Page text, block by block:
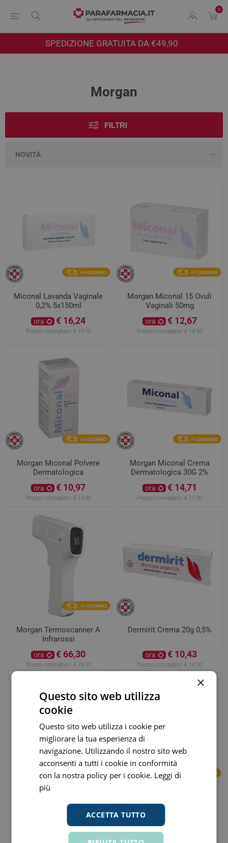
0
SPEDIZIONE GRATUITA DA €49,90
Morgan
FILTRI
Miconal Lavanda Vaginale
0,2% 5x150ml
ora € 16,24
Prezzo consigliato: € 19,10
Morgan Miconal 15 Ovuli
Vaginali 50mg
ora € 12,67
Prezzo consigliato: € 14,90
Morgan Miconal Polvere
Dermatologica
Ginecologica 20G 2%
ora € 10,97
Prezzo consigliato: € 12,90
Morgan Miconal Crema
Dermatologica 30G 2%
ora € 14,71
Prezzo consigliato: € 17,30
Morgan Termoscanner A
Infrarossi
ora € 66,30
Prezzo consigliato: € 78,00
Dermirit Crema 20g 0,5%
ora € 10,43
Prezzo consigliato: € 14,90
Compresse
€ 24,65
Prezzo consigliato: € 29,00
Shampoo Antiforfora 100ml
Prezzo consigliato:
×
Questo sito web utilizza
cookie
Questo sito web utilizza i cookie per
migliorare la tua esperienza di
navigazione. Utilizzando il nostro sito web
acconsenti a tutti i cookie in conformità
con la nostra policy per i cookie. Leggi di
più
ACCETTA TUTTO